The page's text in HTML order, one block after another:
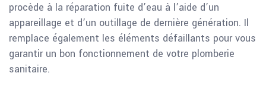
procède à la réparation fuite d’eau à l’aide d’un
appareillage et d’un outillage de dernière génération. Il
remplace également les éléments défaillants pour vous
garantir un bon fonctionnement de votre plomberie
sanitaire.